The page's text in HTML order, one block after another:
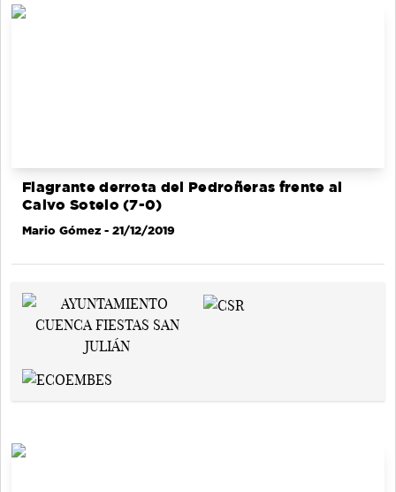
Flagrante derrota del Pedroñeras frente al
Calvo Sotelo (7-0)
Mario Gómez - 21/12/2019